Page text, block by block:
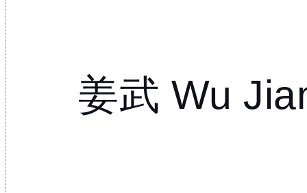
姜武 Wu